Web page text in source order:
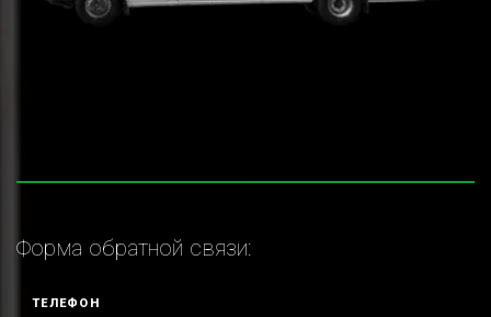
Форма обратной связи:
ТЕЛЕФОН